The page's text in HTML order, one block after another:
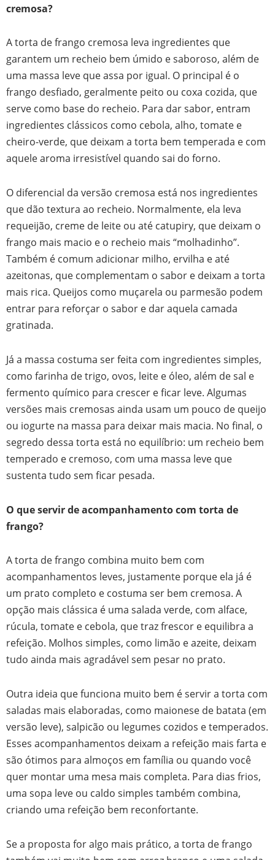
cremosa?
A torta de frango cremosa leva ingredientes que
garantem um recheio bem úmido e saboroso, além de
uma massa leve que assa por igual. O principal é o
frango desfiado, geralmente peito ou coxa cozida, que
serve como base do recheio. Para dar sabor, entram
ingredientes clássicos como cebola, alho, tomate e
cheiro-verde, que deixam a torta bem temperada e com
aquele aroma irresistível quando sai do forno.
O diferencial da versão cremosa está nos ingredientes
que dão textura ao recheio. Normalmente, ela leva
requeijão, creme de leite ou até catupiry, que deixam o
frango mais macio e o recheio mais “molhadinho”.
Também é comum adicionar milho, ervilha e até
azeitonas, que complementam o sabor e deixam a torta
mais rica. Queijos como muçarela ou parmesão podem
entrar para reforçar o sabor e dar aquela camada
gratinada.
Já a massa costuma ser feita com ingredientes simples,
como farinha de trigo, ovos, leite e óleo, além de sal e
fermento químico para crescer e ficar leve. Algumas
versões mais cremosas ainda usam um pouco de queijo
ou iogurte na massa para deixar mais macia. No final, o
segredo dessa torta está no equilíbrio: um recheio bem
temperado e cremoso, com uma massa leve que
sustenta tudo sem ficar pesada.
O que servir de acompanhamento com torta de
frango?
A torta de frango combina muito bem com
acompanhamentos leves, justamente porque ela já é
um prato completo e costuma ser bem cremosa. A
opção mais clássica é uma salada verde, com alface,
rúcula, tomate e cebola, que traz frescor e equilibra a
refeição. Molhos simples, como limão e azeite, deixam
tudo ainda mais agradável sem pesar no prato.
Outra ideia que funciona muito bem é servir a torta com
saladas mais elaboradas, como maionese de batata (em
versão leve), salpicão ou legumes cozidos e temperados.
Esses acompanhamentos deixam a refeição mais farta e
são ótimos para almoços em família ou quando você
quer montar uma mesa mais completa. Para dias frios,
uma sopa leve ou caldo simples também combina,
criando uma refeição bem reconfortante.
Se a proposta for algo mais prático, a torta de frango